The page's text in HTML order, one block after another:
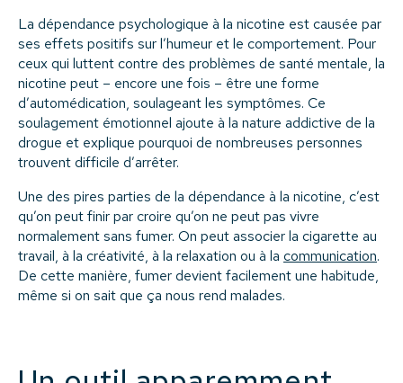
La dépendance psychologique à la nicotine est causée par
ses effets positifs sur l’humeur et le comportement. Pour
ceux qui luttent contre des problèmes de santé mentale, la
nicotine peut – encore une fois – être une forme
d’automédication, soulageant les symptômes. Ce
soulagement émotionnel ajoute à la nature addictive de la
drogue et explique pourquoi de nombreuses personnes
trouvent difficile d’arrêter.
Une des pires parties de la dépendance à la nicotine, c’est
qu’on peut finir par croire qu’on ne peut pas vivre
normalement sans fumer. On peut associer la cigarette au
travail, à la créativité, à la relaxation ou à la communication.
De cette manière, fumer devient facilement une habitude,
même si on sait que ça nous rend malades.